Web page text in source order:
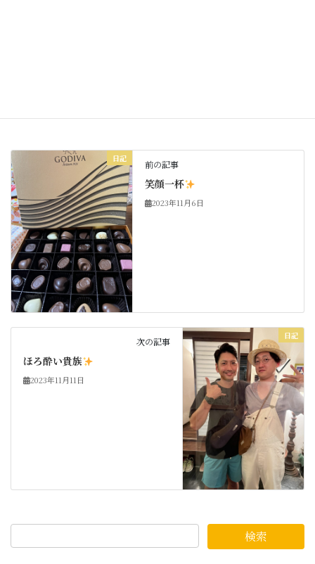
日記
前の記事
笑顔一杯
2023年11月6日
日記
次の記事
ほろ酔い貴族
2023年11月11日